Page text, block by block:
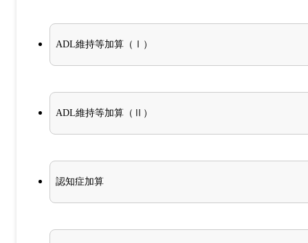
ADL維持等加算（Ⅰ）
ADL維持等加算（Ⅱ）
認知症加算